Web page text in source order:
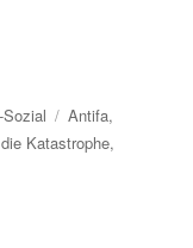
Schlagwörter
Antifa,
Katastrophe,